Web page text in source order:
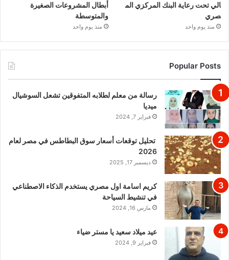
الي تحت رعاية البنك المركزي الم
صري
منذ يوم واحد
أبطال المشروعات الصغيرة
والمتوسطة
منذ يوم واحد
Popular Posts
رسالة من معلم لطلابه المتفوقين تشعل السوشيال
ميديا
فبراير 7, 2024
تحليل توقعات أسعار سوق البطاطس في مصر لعام
2026
ديسمبر 17, 2025
كريم اسامة اول مصري يستخدم الذكاء الاصطناعي
في تنشيط السياحة
مارس 16, 2024
عيد ميلاد سعيد يا مستر ضياء
فبراير 9, 2024